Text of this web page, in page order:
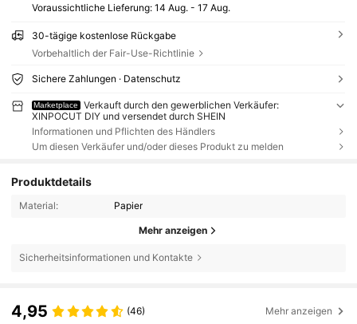
Voraussichtliche Lieferung: 14 Aug. - 17 Aug.
30-tägige kostenlose Rückgabe
Vorbehaltlich der Fair-Use-Richtlinie
Sichere Zahlungen · Datenschutz
Marketplace
Verkauft durch den gewerblichen Verkäufer:
XINPOCUT DIY und versendet durch SHEIN
Informationen und Pflichten des Händlers
Um diesen Verkäufer und/oder dieses Produkt zu melden
Produktdetails
Material: Papier
Mehr anzeigen
Sicherheitsinformationen und Kontakte
4,95 (46) Mehr anzeigen